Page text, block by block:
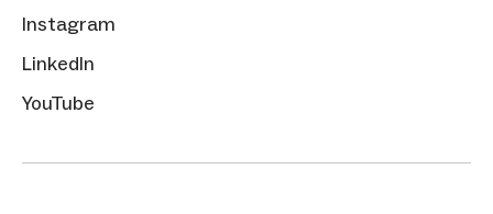
Instagram
LinkedIn
YouTube